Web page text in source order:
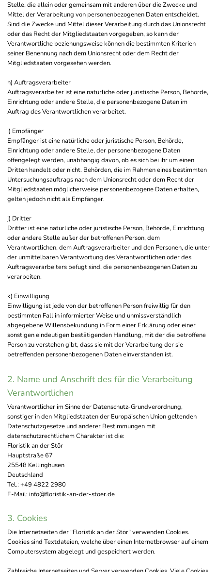
Stelle, die allein oder gemeinsam mit anderen über die Zwecke und
Mittel der Verarbeitung von personenbezogenen Daten entscheidet.
Sind die Zwecke und Mittel dieser Verarbeitung durch das Unionsrecht
oder das Recht der Mitgliedstaaten vorgegeben, so kann der
Verantwortliche beziehungsweise können die bestimmten Kriterien
seiner Benennung nach dem Unionsrecht oder dem Recht der
Mitgliedstaaten vorgesehen werden.
h) Auftragsverarbeiter
Auftragsverarbeiter ist eine natürliche oder juristische Person, Behörde,
Einrichtung oder andere Stelle, die personenbezogene Daten im
Auftrag des Verantwortlichen verarbeitet.
i) Empfänger
Empfänger ist eine natürliche oder juristische Person, Behörde,
Einrichtung oder andere Stelle, der personenbezogene Daten
offengelegt werden, unabhängig davon, ob es sich bei ihr um einen
Dritten handelt oder nicht. Behörden, die im Rahmen eines bestimmten
Untersuchungsauftrags nach dem Unionsrecht oder dem Recht der
Mitgliedstaaten möglicherweise personenbezogene Daten erhalten,
gelten jedoch nicht als Empfänger.
j) Dritter
Dritter ist eine natürliche oder juristische Person, Behörde, Einrichtung
oder andere Stelle außer der betroffenen Person, dem
Verantwortlichen, dem Auftragsverarbeiter und den Personen, die unter
der unmittelbaren Verantwortung des Verantwortlichen oder des
Auftragsverarbeiters befugt sind, die personenbezogenen Daten zu
verarbeiten.
k) Einwilligung
Einwilligung ist jede von der betroffenen Person freiwillig für den
bestimmten Fall in informierter Weise und unmissverständlich
abgegebene Willensbekundung in Form einer Erklärung oder einer
sonstigen eindeutigen bestätigenden Handlung, mit der die betroffene
Person zu verstehen gibt, dass sie mit der Verarbeitung der sie
betreffenden personenbezogenen Daten einverstanden ist.
2. Name und Anschrift des für die Verarbeitung
Verantwortlichen
Verantwortlicher im Sinne der Datenschutz-Grundverordnung,
sonstiger in den Mitgliedstaaten der Europäischen Union geltenden
Datenschutzgesetze und anderer Bestimmungen mit
datenschutzrechtlichem Charakter ist die:
Floristik an der Stör
Hauptstraße 67
25548 Kellinghusen
Deutschland
Tel.:+49 4822 2980
E-Mail: info@floristik-an-der-stoer.de
3. Cookies
Die Internetseiten der "Floristik an der Stör" verwenden Cookies.
Cookies sind Textdateien, welche über einen Internetbrowser auf einem
Computersystem abgelegt und gespeichert werden.